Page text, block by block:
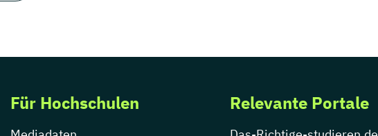
Für Hochschulen Relevante Portale